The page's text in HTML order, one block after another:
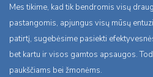
Mes tikime, kad tik bendromis visų
pastangomis, apjungus visų mūsų
patirtį, sugebėsime pasiekti
bet kartu ir visos gamtos apsaugos.
paukščiams bei žmonėms.